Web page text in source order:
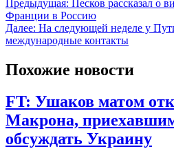
Предыдущая: Песков рассказал о
Франции в Россию
Далее: На следующей неделе у
международные контакты
Похожие новости
FT: Ушаков матом
Макрона,
обсуждать Украину